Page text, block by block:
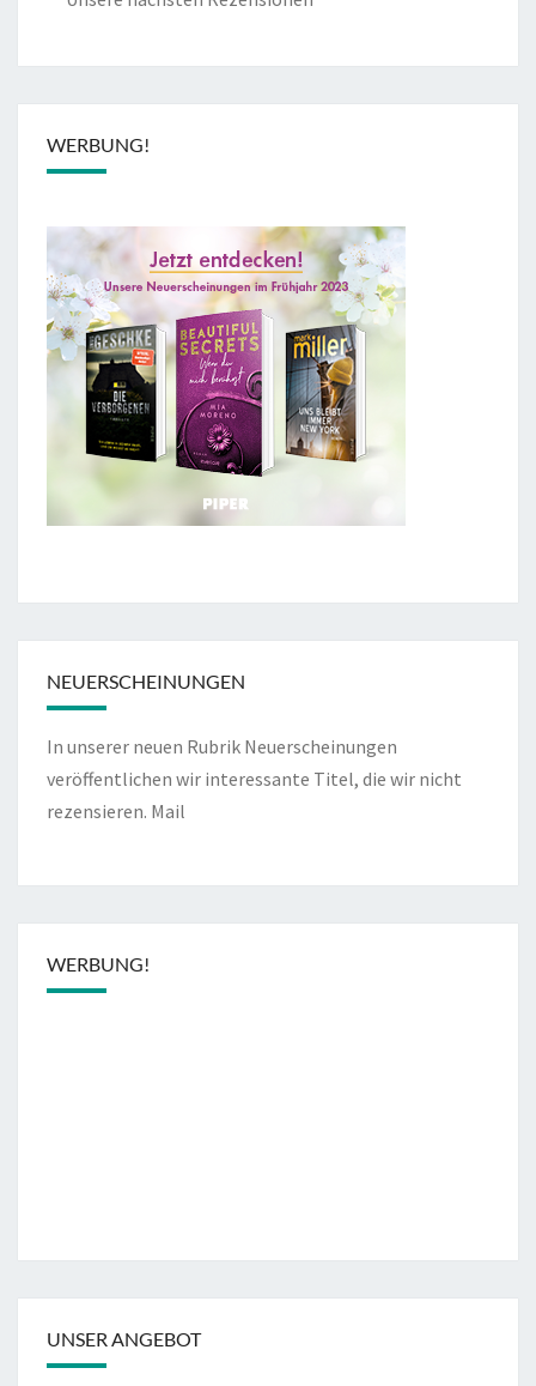
WERBUNG!
NEUERSCHEINUNGEN
In unserer neuen Rubrik Neuerscheinungen
veröffentlichen wir interessante Titel, die wir nicht
rezensieren. Mail
WERBUNG!
UNSER ANGEBOT